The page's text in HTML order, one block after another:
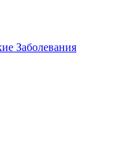
Заболевания